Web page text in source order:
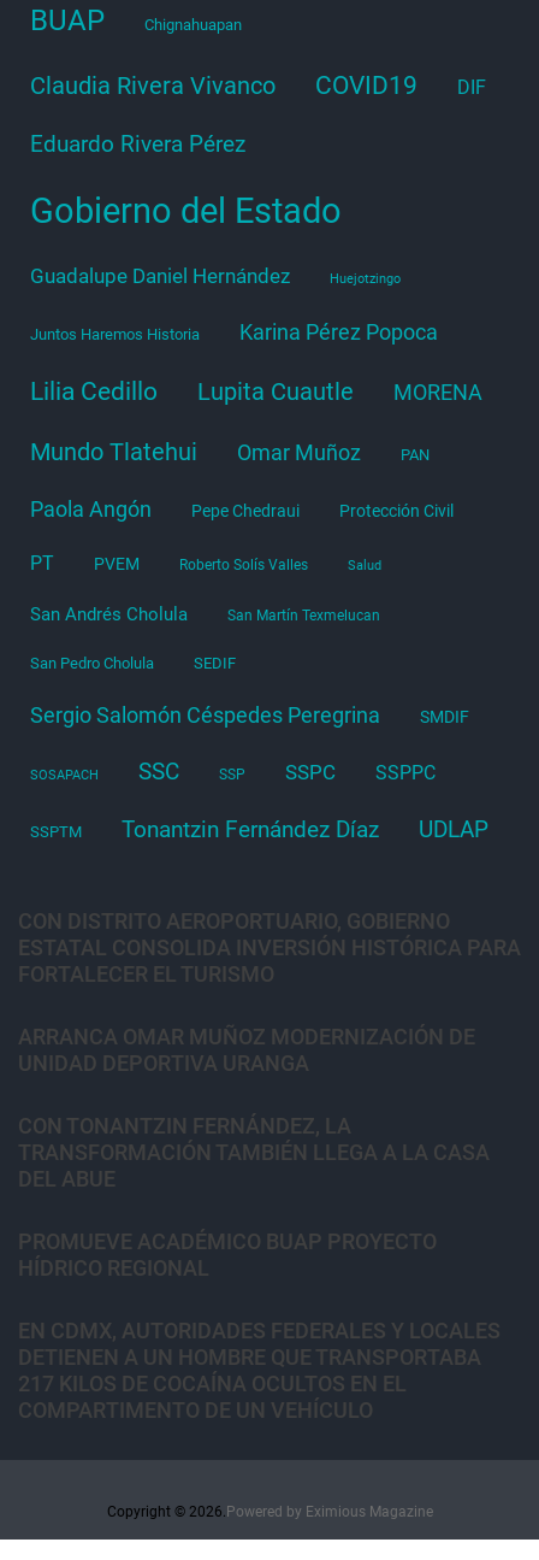
BUAP Chignahuapan
Claudia Rivera Vivanco COVID19 DIF
Eduardo Rivera Pérez
Gobierno del Estado
Guadalupe Daniel Hernández Huejotzingo
Juntos Haremos Historia Karina Pérez Popoca
Lilia Cedillo Lupita Cuautle MORENA
Mundo Tlatehui Omar Muñoz PAN
Paola Angón Pepe Chedraui Protección Civil
PT PVEM Roberto Solís Valles Salud
San Andrés Cholula San Martín Texmelucan
San Pedro Cholula SEDIF
Sergio Salomón Céspedes Peregrina SMDIF
SOSAPACH SSC SSP SSPC SSPPC
SSPTM Tonantzin Fernández Díaz UDLAP
CON DISTRITO AEROPORTUARIO, GOBIERNO
ESTATAL CONSOLIDA INVERSIÓN HISTÓRICA PARA
FORTALECER EL TURISMO
ARRANCA OMAR MUÑOZ MODERNIZACIÓN DE
UNIDAD DEPORTIVA URANGA
CON TONANTZIN FERNÁNDEZ, LA
TRANSFORMACIÓN TAMBIÉN LLEGA A LA CASA
DEL ABUE
PROMUEVE ACADÉMICO BUAP PROYECTO
HÍDRICO REGIONAL
EN CDMX, AUTORIDADES FEDERALES Y LOCALES
DETIENEN A UN HOMBRE QUE TRANSPORTABA
217 KILOS DE COCAÍNA OCULTOS EN EL
COMPARTIMENTO DE UN VEHÍCULO
Copyright © 2026. Powered by Eximious Magazine